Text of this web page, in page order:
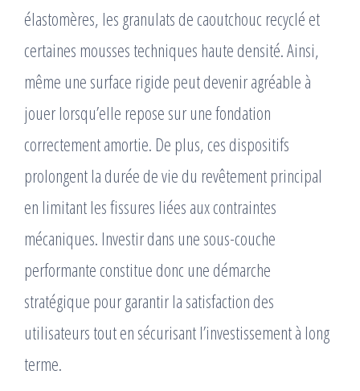
élastomères, les granulats de caoutchouc recyclé et
certaines mousses techniques haute densité. Ainsi,
même une surface rigide peut devenir agréable à
jouer lorsqu’elle repose sur une fondation
correctement amortie. De plus, ces dispositifs
prolongent la durée de vie du revêtement principal
en limitant les fissures liées aux contraintes
mécaniques. Investir dans une sous-couche
performante constitue donc une démarche
stratégique pour garantir la satisfaction des
utilisateurs tout en sécurisant l’investissement à long
terme.